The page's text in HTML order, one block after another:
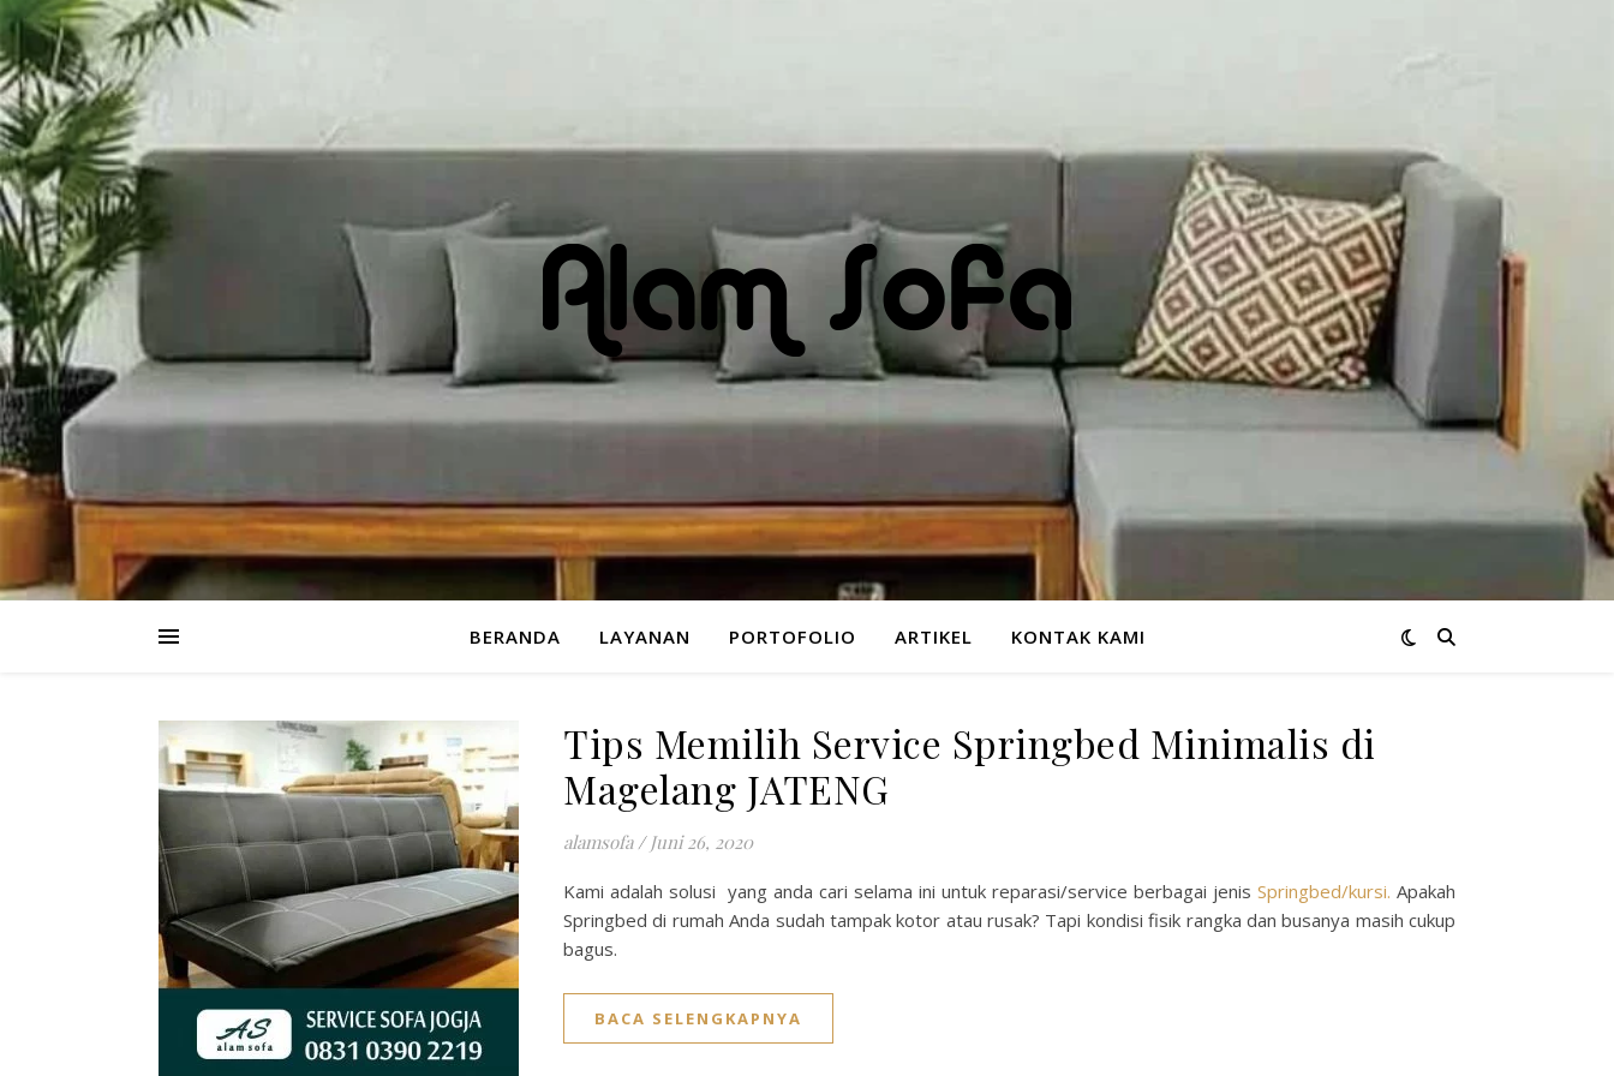
BERANDA LAYANAN PORTOFOLIO ARTIKEL KONTAK KAMI
Tips Memilih Service Springbed Minimalis di
Magelang JATENG
alamsofa / Juni 26, 2020
Kami adalah solusi yang anda cari selama ini untuk reparasi/service berbagai jenis Springbed/kursi. Apakah
Springbed di rumah Anda sudah tampak kotor atau rusak? Tapi kondisi fisik rangka dan busanya masih cukup
bagus.
BACA SELENGKAPNYA